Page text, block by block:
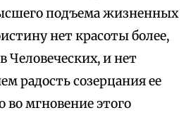
подъема жизненных
нет красоты более,
Человеческих, и нет
радость созерцания ее
во мгновение этого